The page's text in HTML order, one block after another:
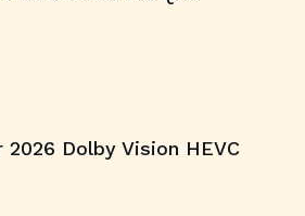
2026 Dolby Vision HEVC